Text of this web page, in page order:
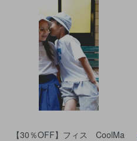
【30％OFF】フィス CoolMa